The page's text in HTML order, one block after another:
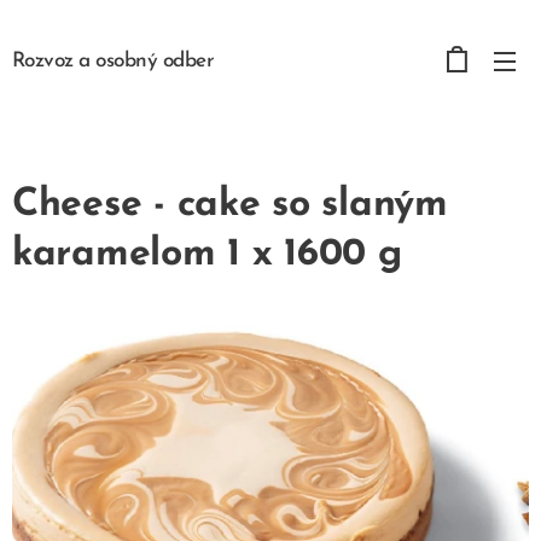
Rozvoz a osobný odber
Cheese - cake so slaným
karamelom 1 x 1600 g